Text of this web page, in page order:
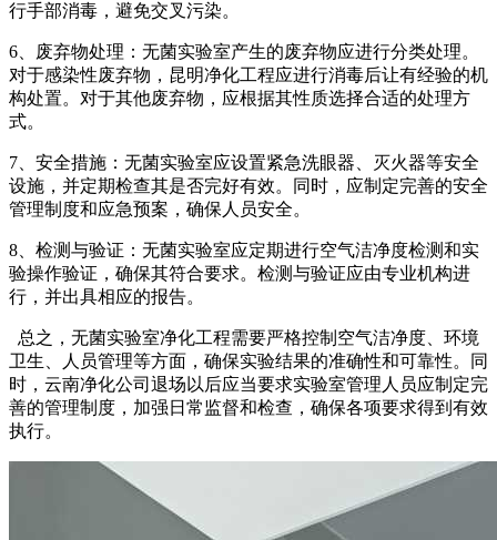
行手部消毒，避免交叉污染。
6、废弃物处理：无菌实验室产生的废弃物应进行分类处理。
对于感染性废弃物，昆明净化工程应进行消毒后让有经验的机
构处置。对于其他废弃物，应根据其性质选择合适的处理方
式。
7、安全措施：无菌实验室应设置紧急洗眼器、灭火器等安全
设施，并定期检查其是否完好有效。同时，应制定完善的安全
管理制度和应急预案，确保人员安全。
8、检测与验证：无菌实验室应定期进行空气洁净度检测和实
验操作验证，确保其符合要求。检测与验证应由专业机构进
行，并出具相应的报告。
总之，无菌实验室净化工程需要严格控制空气洁净度、环境
卫生、人员管理等方面，确保实验结果的准确性和可靠性。同
时，云南净化公司退场以后应当要求实验室管理人员应制定完
善的管理制度，加强日常监督和检查，确保各项要求得到有效
执行。